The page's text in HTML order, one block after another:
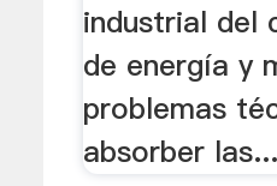
industrial del
de energía y
problemas
absorber las...